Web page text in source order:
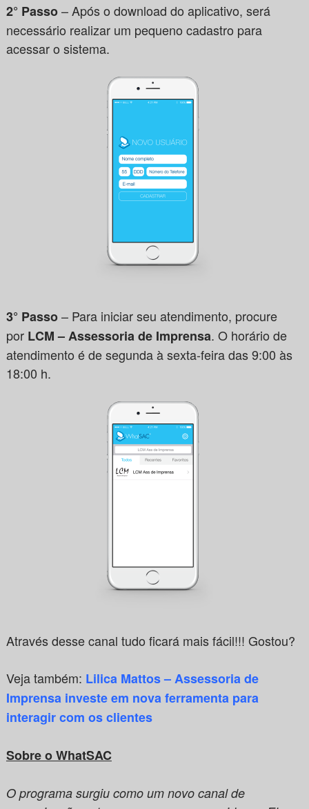
2° Passo– Após o download do aplicativo, será
necessário realizar um pequeno cadastro para
acessar o sistema.
3° Passo– Para iniciar seu atendimento, procure
por LCM – Assessoria de Imprensa. O horário de
atendimento é de segunda à sexta-feira das 9:00 às
18:00 h.
Através desse canal tudo ficará mais fácil!!! Gostou?
Veja também: Lilica Mattos – Assessoria de
Imprensa investe em nova ferramenta para
interagir com os clientes
Sobre o WhatSAC
O programa surgiu como um novo canal de